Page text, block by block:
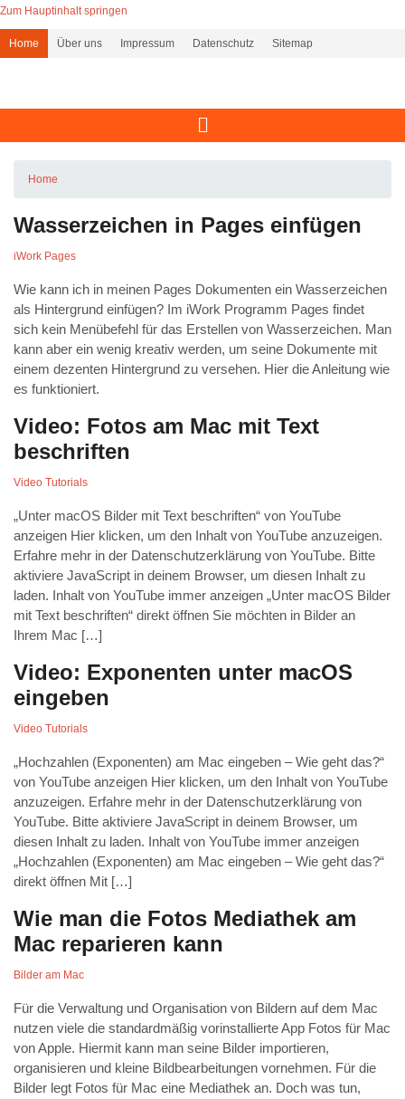
Zum Hauptinhalt springen
Home Über uns Impressum Datenschutz Sitemap
Home
Wasserzeichen in Pages einfügen
iWork Pages
Wie kann ich in meinen Pages Dokumenten ein Wasserzeichen
als Hintergrund einfügen? Im iWork Programm Pages findet
sich kein Menübefehl für das Erstellen von Wasserzeichen. Man
kann aber ein wenig kreativ werden, um seine Dokumente mit
einem dezenten Hintergrund zu versehen. Hier die Anleitung wie
es funktioniert.
Video: Fotos am Mac mit Text
beschriften
Video Tutorials
„Unter macOS Bilder mit Text beschriften“ von YouTube
anzeigen Hier klicken, um den Inhalt von YouTube anzuzeigen.
Erfahre mehr in der Datenschutzerklärung von YouTube. Bitte
aktiviere JavaScript in deinem Browser, um diesen Inhalt zu
laden. Inhalt von YouTube immer anzeigen „Unter macOS Bilder
mit Text beschriften“ direkt öffnen Sie möchten in Bilder an
Ihrem Mac […]
Video: Exponenten unter macOS
eingeben
Video Tutorials
„Hochzahlen (Exponenten) am Mac eingeben – Wie geht das?“
von YouTube anzeigen Hier klicken, um den Inhalt von YouTube
anzuzeigen. Erfahre mehr in der Datenschutzerklärung von
YouTube. Bitte aktiviere JavaScript in deinem Browser, um
diesen Inhalt zu laden. Inhalt von YouTube immer anzeigen
„Hochzahlen (Exponenten) am Mac eingeben – Wie geht das?“
direkt öffnen Mit […]
Wie man die Fotos Mediathek am
Mac reparieren kann
Bilder am Mac
Für die Verwaltung und Organisation von Bildern auf dem Mac
nutzen viele die standardmäßig vorinstallierte App Fotos für Mac
von Apple. Hiermit kann man seine Bilder importieren,
organisieren und kleine Bildbearbeitungen vornehmen. Für die
Bilder legt Fotos für Mac eine Mediathek an. Doch was tun,